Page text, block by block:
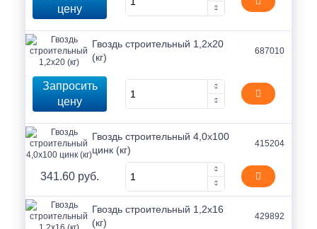
цену
Гвоздь строительный 1,2х20
(кг)
687010
Запросить
цену
Гвоздь строительный 4,0х100
цинк (кг)
415204
341.60 руб.
Гвоздь строительный 1,2х16
(кг)
429892